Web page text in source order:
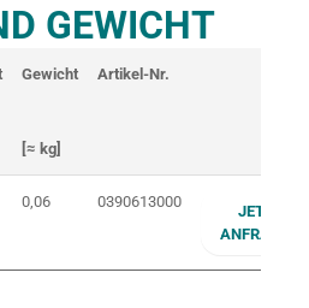
GEWICHT
Gewicht Artikel-Nr.
[≈ kg]
0,06 0390613000
JETZT
ANFRAGEN